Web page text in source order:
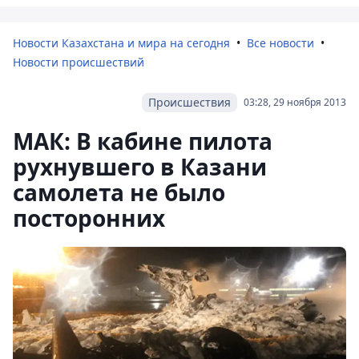
Новости Казахстана и мира на сегодня
Все новости
Новости происшествий
03:28, 29 ноября 2013
Происшествия
МАК: В кабине пилота
рухнувшего в Казани
самолета не было
посторонних